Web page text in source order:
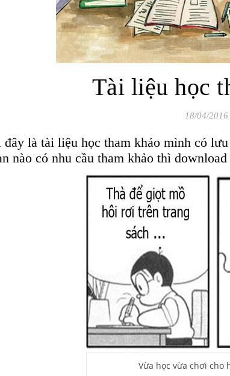
Tài liệu học
18/04/2016
là tài liệu học tham khảo mình có
nào có nhu cầu tham khảo thì download
Vừa học vừa chơi cho